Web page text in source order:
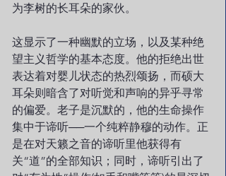
为李树的长耳朵的家伙。
这显示了一种幽默的立场，以及某种绝
望主义哲学的基本态度。他的拒绝出世
表达着对婴儿状态的热烈颂扬，而硕大
耳朵则暗含了对听觉和声响的异乎寻常
的偏爱。老子是沉默的，他的生命操作
集中于谛听──一个纯粹静穆的动作。正
是在对天籁之音的谛听里他获得有
关“道”的全部知识；同时，谛听引出了